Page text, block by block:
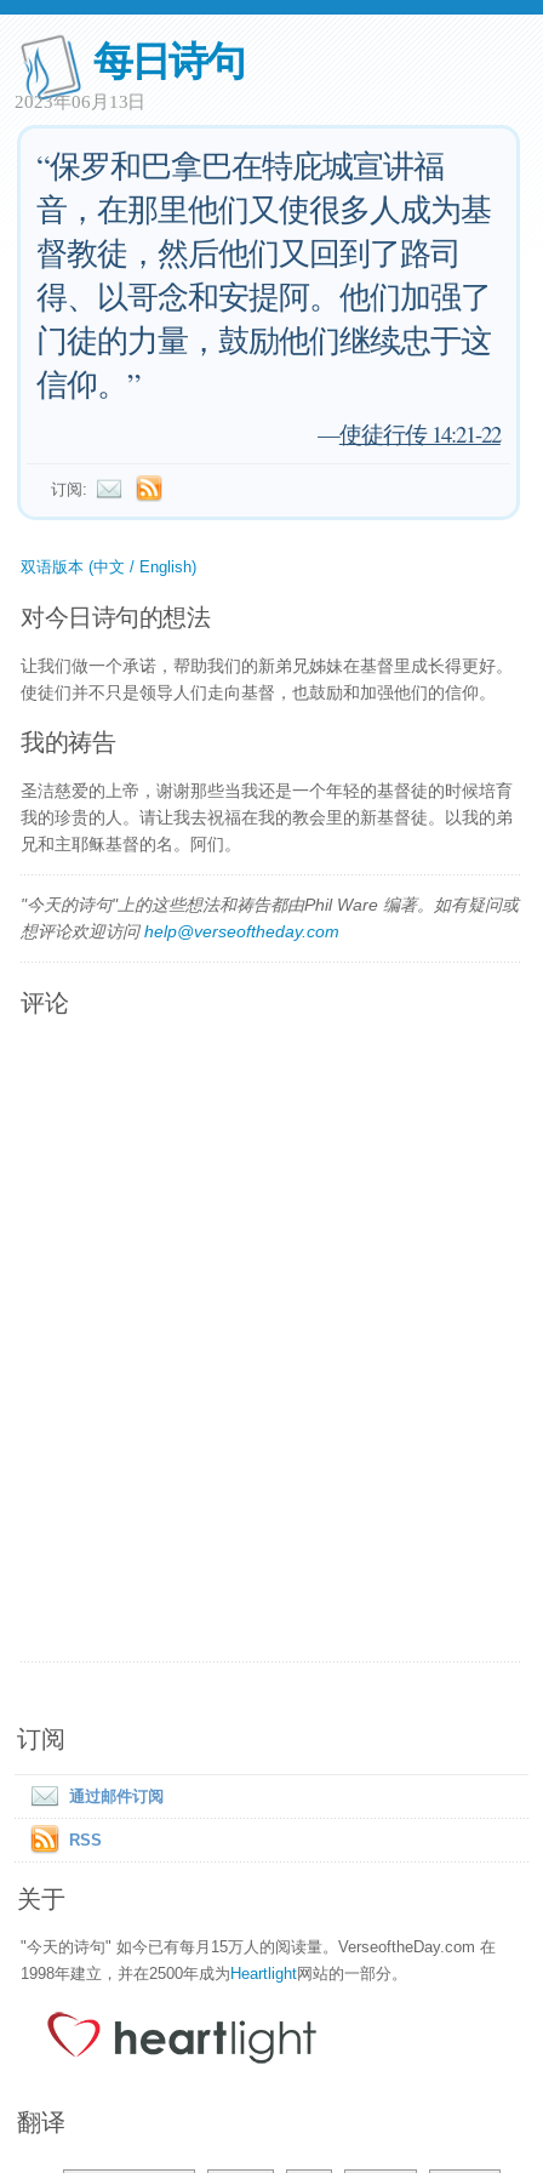
每日诗句
2023年06月13日
“保罗和巴拿巴在特庇城宣讲福
音，在那里他们又使很多人成为基
督教徒，然后他们又回到了路司
得、以哥念和安提阿。他们加强了
门徒的力量，鼓励他们继续忠于这
信仰。”
—使徒行传 14:21-22
订阅:
双语版本 (中文 / English)
对今日诗句的想法
让我们做一个承诺，帮助我们的新弟兄姊妹在基督里成长得更好。
使徒们并不只是领导人们走向基督，也鼓励和加强他们的信仰。
我的祷告
圣洁慈爱的上帝，谢谢那些当我还是一个年轻的基督徒的时候培育
我的珍贵的人。请让我去祝福在我的教会里的新基督徒。以我的弟
兄和主耶稣基督的名。阿们。
"今天的诗句"上的这些想法和祷告都由Phil Ware 编著。如有疑问或
想评论欢迎访问help@verseoftheday.com
评论
订阅
通过邮件订阅
RSS
关于
"今天的诗句" 如今已有每月15万人的阅读量。VerseoftheDay.com 在
1998年建立，并在2500年成为 Heartlight网站的一部分。
翻译